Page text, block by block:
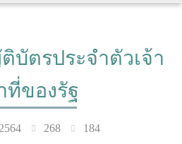
ตรประจำตัวเจ้า
ที่ของรัฐ
268 184